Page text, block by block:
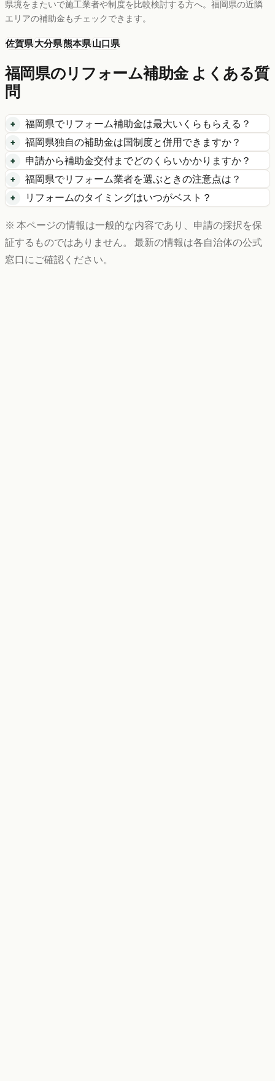
県境をまたいで施工業者や制度を比較検討する方へ。 福岡県の近隣
エリアの補助金もチェックできます。
佐賀県大分県熊本県山口県
福岡県のリフォーム補助金 よくある質
問
福岡県でリフォーム補助金は最大いくらもらえる？
福岡県独自の補助金は国制度と併用できますか？
申請から補助金交付までどのくらいかかりますか？
福岡県でリフォーム業者を選ぶときの注意点は？
リフォームのタイミングはいつがベスト？
※ 本ページの情報は一般的な内容であり、申請の採択を保
証するものではありません。 最新の情報は各自治体の公式
窓口にご確認ください。